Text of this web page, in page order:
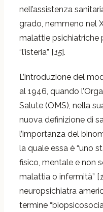
nell’assistenza
grado, nemmeno nel
malattie psichiatriche
“l’isteria” [15].
L’introduzione del
al 1946, quando
Salute (OMS), nella
nuova definizione di
l’importanza del
la quale essa è “uno
fisico, mentale e non
malattia o infermità” [
neuropsichiatra
termine